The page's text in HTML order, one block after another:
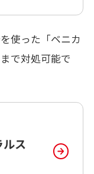
使った「ベニカ
で対処可能で
ス